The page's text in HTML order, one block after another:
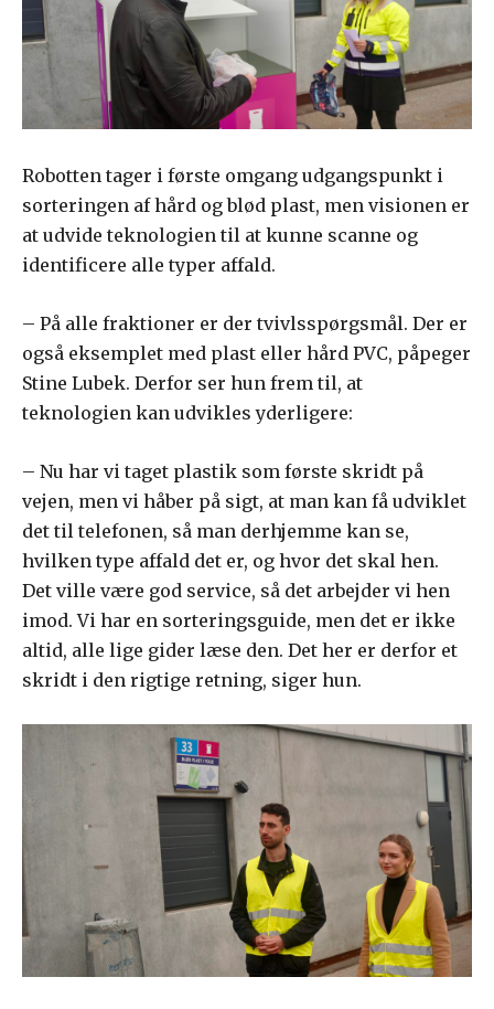
Robotten tager i første omgang udgangspunkt i
sorteringen af hård og blød plast, men visionen er
at udvide teknologien til at kunne scanne og
identificere alle typer affald.
– På alle fraktioner er der tvivlsspørgsmål. Der er
også eksemplet med plast eller hård PVC, påpeger
Stine Lubek. Derfor ser hun frem til, at
teknologien kan udvikles yderligere:
– Nu har vi taget plastik som første skridt på
vejen, men vi håber på sigt, at man kan få udviklet
det til telefonen, så man derhjemme kan se,
hvilken type affald det er, og hvor det skal hen.
Det ville være god service, så det arbejder vi hen
imod. Vi har en sorteringsguide, men det er ikke
altid, alle lige gider læse den. Det her er derfor et
skridt i den rigtige retning, siger hun.